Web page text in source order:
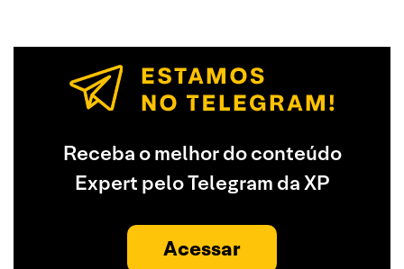
Receba o melhor do conteúdo
Expert pelo Telegram da XP
Acessar